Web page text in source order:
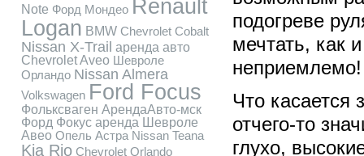
Note Форд Мондео Renault
Logan BMW Chevrolet Cobalt
Nissan X-Trail аренда авто
Chevrolet Aveo Шевроле
Орландо Nissan Almera
Volkswagen Ford Focus
Фольксваген АрендаАвто-мск
Форд Фокус аренда Шевроле
Авео Опель Астра Nissan Teana
Kia Rio Chevrolet Orlando
подогреве
мечтать, как
неприемлемо!
Что касается
отчего-то
глухо,